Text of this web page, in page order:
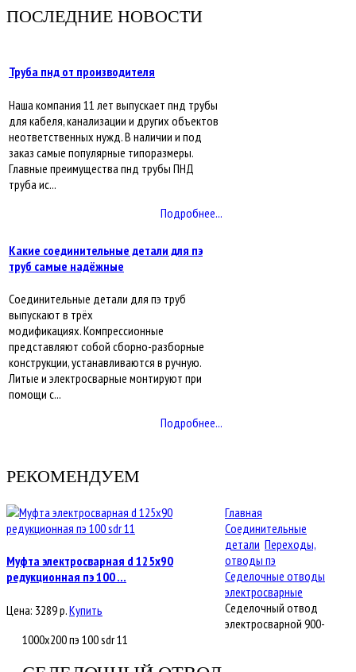
ПОСЛЕДНИЕ НОВОСТИ
Труба пнд от производителя
Наша компания 11 лет выпускает пнд трубы
для кабеля, канализации и других объектов
неответственных нужд. В наличии и под
заказ самые популярные типоразмеры.
Главные преимущества пнд трубы ПНД
труба ис...
Подробнее...
Какие соединительные детали для пэ
труб самые надёжные
Соединительные детали для пэ труб
выпускают в трёх
модификациях. Компрессионные
представляют собой сборно-разборные
конструкции, устанавливаются в ручную.
Литые и электросварные монтируют при
помощи с...
Подробнее...
РЕКОМЕНДУЕМ
Муфта электросварная d 125х90
редукционная пэ 100 ...
Цена: 3289р.Купить
Главная
Соединительные
детали Переходы,
отводы пэ
Седелочные отводы
электросварные
Седелочный отвод
электросварной 900-
1000x200 пэ 100 sdr 11